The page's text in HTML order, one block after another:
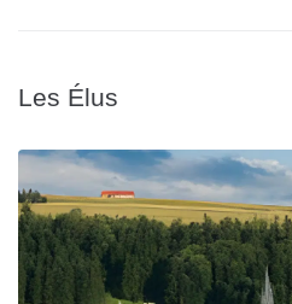
Les Élus